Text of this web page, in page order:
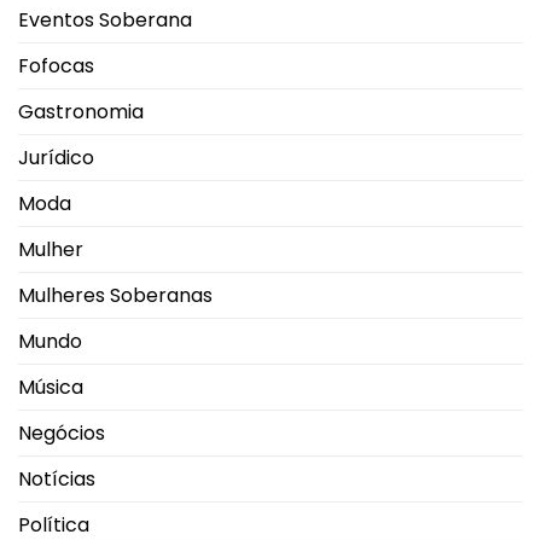
Eventos Soberana
Fofocas
Gastronomia
Jurídico
Moda
Mulher
Mulheres Soberanas
Mundo
Música
Negócios
Notícias
Política